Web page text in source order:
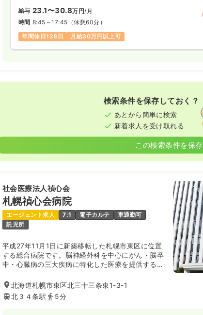
給与 23.1〜30.8万円/月
時間 8:45～17:45 （休憩60分）
年間休日128日
月給30万円以上可
検索条件を保存しておく？
あとから簡単に検索
新着求人を受け取れる
この検索条件を保存
社会医療法人禎心会
札幌禎心会病院
エージェント求人 7:1 電子カルテ
車通勤可
託児所
平成27年11月1日に新築移転した札幌市東区に位置
する総合病院です。脳神経外科を中心にがん・脳卒
中・心臓病の三大疾病に特化した医療を提供する病
救急医療を展開してます。また、予防医療にも力を
いれており健康診断や保健指導を中心に皆様の健康
を守る機能を有してます。さらに禎心会グループで
北海道札幌市東区北三十三条東1-3-1
北３４条駅
5分